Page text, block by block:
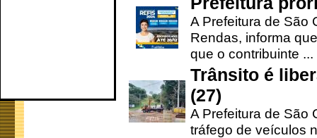
A Prefeitura de São
Rendas, informa
que o contribuinte ...
Trânsito é
(27)
A Prefeitura de São
tráfego de veículos